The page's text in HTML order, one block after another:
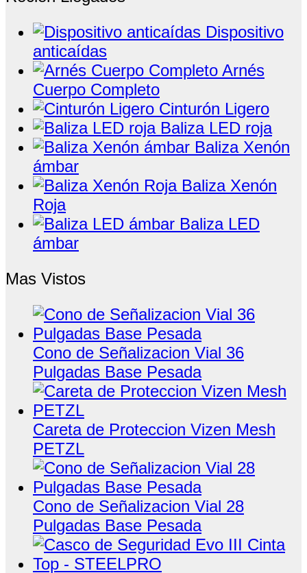
Dispositivo
anticaídas
Arnés
Cuerpo Completo
Cinturón Ligero
Baliza LED roja
Baliza Xenón
ámbar
Baliza Xenón
Roja
Baliza LED
ámbar
Mas Vistos
Cono de Señalizacion Vial 36
Pulgadas Base Pesada
Careta de Proteccion Vizen Mesh
PETZL
Cono de Señalizacion Vial 28
Pulgadas Base Pesada